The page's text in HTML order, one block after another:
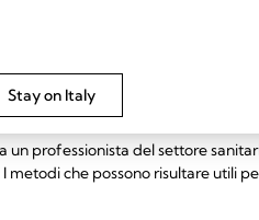
che estraggono il latte più di
mamme che estraggono il proprio
di avere una
professionista del settore
metodi che possono risultare utili
Stay on Italy